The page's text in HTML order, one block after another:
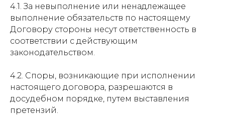
4.1. За невыполнение или ненадлежащее
выполнение обязательств по настоящему
Договору стороны несут ответственность в
соответствии с действующим
законодательством.
4.2. Споры, возникающие при исполнении
настоящего договора, разрешаются в
досудебном порядке, путем выставления
претензий.